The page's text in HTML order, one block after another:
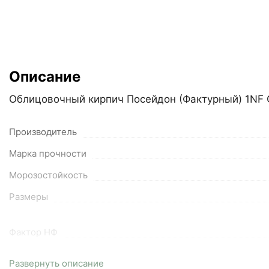
Описание
Облицовочный кирпич Посейдон (Фактурный)
Производитель
Марка прочности
Морозостойкость
Размеры
Развернуть описание